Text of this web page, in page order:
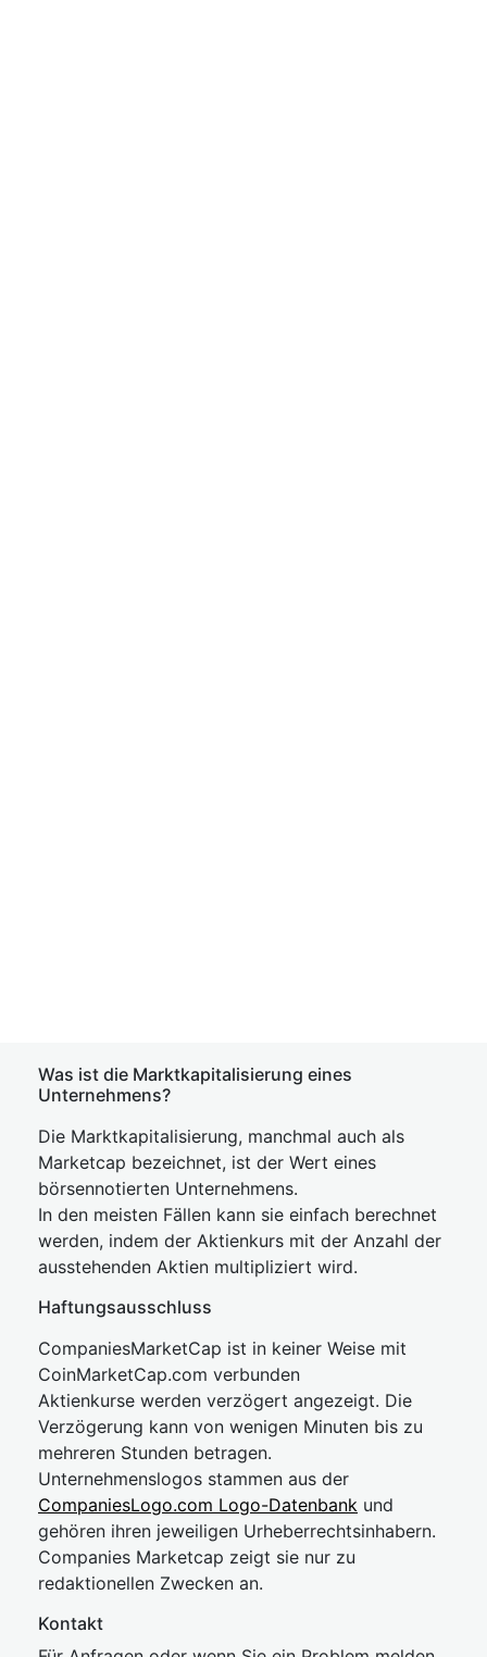
Was ist die Marktkapitalisierung eines
Unternehmens?
Die Marktkapitalisierung, manchmal auch als
Marketcap bezeichnet, ist der Wert eines
börsennotierten Unternehmens.
In den meisten Fällen kann sie einfach berechnet
werden, indem der Aktienkurs mit der Anzahl der
ausstehenden Aktien multipliziert wird.
Haftungsausschluss
CompaniesMarketCap ist in keiner Weise mit
CoinMarketCap.com verbunden
Aktienkurse werden verzögert angezeigt. Die
Verzögerung kann von wenigen Minuten bis zu
mehreren Stunden betragen.
Unternehmenslogos stammen aus der
CompaniesLogo.com Logo-Datenbank und
gehören ihren jeweiligen Urheberrechtsinhabern.
Companies Marketcap zeigt sie nur zu
redaktionellen Zwecken an.
Kontakt